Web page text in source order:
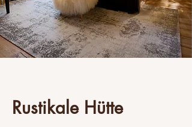
Rustikale Hütte